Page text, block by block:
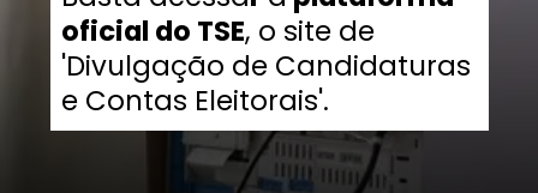
oficial do TSE, o site de
'Divulgação de Candidaturas
e Contas Eleitorais'.